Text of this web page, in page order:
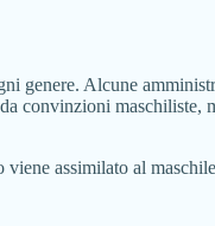
genere. Alcune
convinzioni
assimilato al